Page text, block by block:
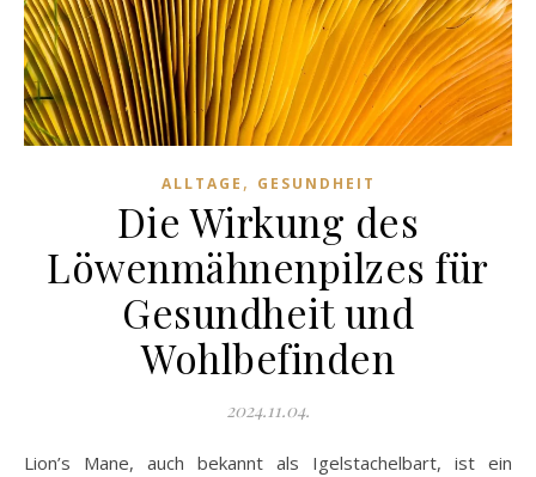
ALLTAGE , GESUNDHEIT
Die Wirkung des
Löwenmähnenpilzes für
Gesundheit und
Wohlbefinden
2024.11.04.
Lion’s Mane, auch bekannt als Igelstachelbart, ist ein